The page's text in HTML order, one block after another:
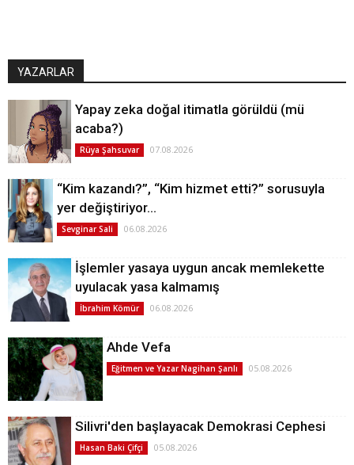
YAZARLAR
Yapay zeka doğal itimatla görüldü (mü
acaba?)
Rüya Şahsuvar 07.08.2026
“Kim kazandı?”, “Kim hizmet etti?” sorusuyla
yer değiştiriyor…
Sevginar Sali 06.08.2026
İşlemler yasaya uygun ancak memlekette
uyulacak yasa kalmamış
İbrahim Kömür 06.08.2026
Ahde Vefa
Eğitmen ve Yazar Nagihan Şanlı 05.08.2026
Silivri'den başlayacak Demokrasi Cephesi
Hasan Baki Çifçi 05.08.2026